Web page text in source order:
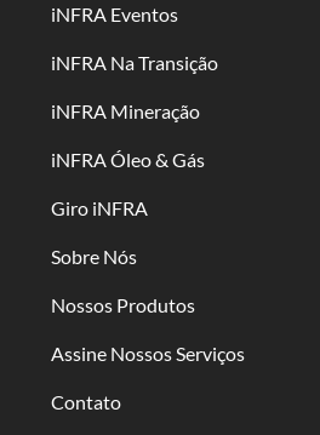
iNFRA Eventos
iNFRA Na Transição
iNFRA Mineração
iNFRA Óleo & Gás
Giro iNFRA
Sobre Nós
Nossos Produtos
Assine Nossos Serviços
Contato